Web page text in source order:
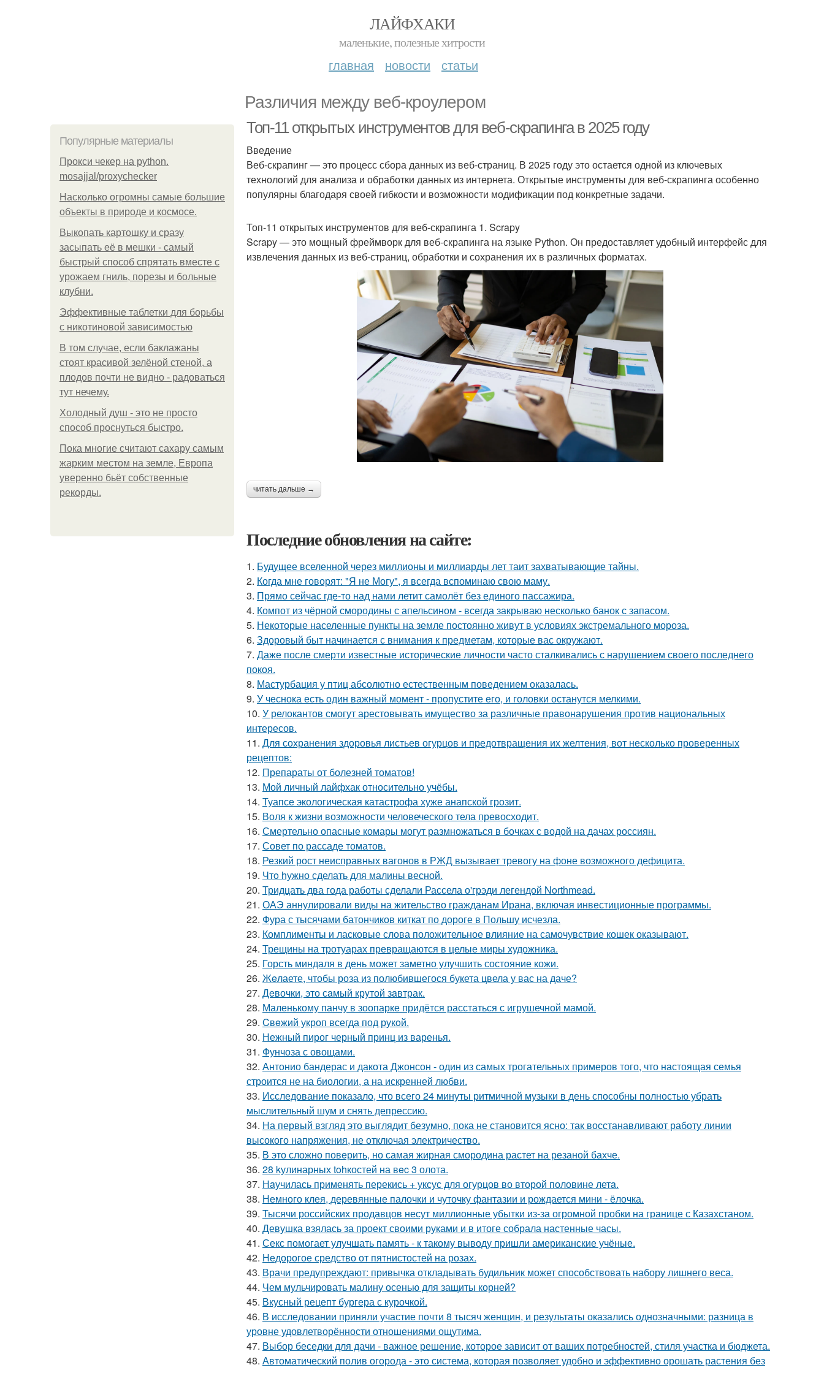
ЛАЙФХАКИ
маленькие, полезные хитрости
главная новости статьи
Различия между веб-кроулером
Популярные материалы
Прокси чекер на python.
mosajjal/proxychecker
Насколько огромны самые большие
объекты в природе и космосе.
Выкопать картошку и сразу
засыпать её в мешки - самый
быстрый способ спрятать вместе с
урожаем гниль, порезы и больные
клубни.
Эффективные таблетки для борьбы
с никотиновой зависимостью
В том случае, если баклажаны
стоят красивой зелёной стеной, а
плодов почти не видно - радоваться
тут нечему.
Холодный душ - это не просто
способ проснуться быстро.
Пока многие считают сахару самым
жарким местом на земле, Европа
уверенно бьёт собственные
рекорды.
Топ-11 открытых инструментов для веб-скрапинга в 2025 году
Введение
Веб-скрапинг — это процесс сбора данных из веб-страниц. В 2025 году это остается одной из ключевых
технологий для анализа и обработки данных из интернета. Открытые инструменты для веб-скрапинга особенно
популярны благодаря своей гибкости и возможности модификации под конкретные задачи.
Топ-11 открытых инструментов для веб-скрапинга 1. Scrapy
Scrapy — это мощный фреймворк для веб-скрапинга на языке Python. Он предоставляет удобный интерфейс для
извлечения данных из веб-страниц, обработки и сохранения их в различных форматах.
читать дальше →
Последние обновления на сайте:
1. Будущее вселенной через миллионы и миллиарды лет таит захватывающие тайны.
2. Когда мне говорят: "Я не Могу", я всегда вспоминаю свою маму.
3. Прямо сейчас где-то над нами летит самолёт без единого пассажира.
4. Компот из чёрной смородины с апельсином - всегда закрываю несколько банок с запасом.
5. Некоторые населенные пункты на земле постоянно живут в условиях экстремального мороза.
6. Здоровый быт начинается с внимания к предметам, которые вас окружают.
7. Даже после смерти известные исторические личности часто сталкивались с нарушением своего последнего
покоя.
8. Мастурбация у птиц абсолютно естественным поведением оказалась.
9. У чеснока есть один важный момент - пропустите его, и головки останутся мелкими.
10. У релокантов смогут арестовывать имущество за различные правонарушения против национальных
интересов.
11. Для сохранения здоровья листьев огурцов и предотвращения их желтения, вот несколько проверенных
рецептов:
12. Препараты от болезней томатов!
13. Мой личный лайфхак относительно учёбы.
14. Туапсе экологическая катастрофа хуже анапской грозит.
15. Воля к жизни возможности человеческого тела превосходит.
16. Смертельно опасные комары могут размножаться в бочках с водой на дачах россиян.
17. Совет по рассаде томатов.
18. Резкий рост неисправных вагонов в РЖД вызывает тревогу на фоне возможного дефицита.
19. Чтo hужно сделать для малины весной.
20. Тридцать два года работы сделали Рассела о'грэди легендой Northmead.
21. ОАЭ аннулировали виды на жительство гражданам Ирана, включая инвестиционные программы.
22. Фура с тысячами батончиков киткат по дороге в Польшу исчезла.
23. Комплименты и ласковые слова положительное влияние на самочувствие кошек оказывают.
24. Трещины на тротуарах превращаются в целые миры художника.
25. Горсть миндаля в день может заметно улучшить состояние кожи.
26. Жeлаете, чтобы роза из полюбившегося букета цвела у вас на даче?
27. Дeвочки, это сaмый крyтой зaвтрак.
28. Маленькому панчу в зоопарке придётся расстаться с игрушечной мамой.
29. Cвeжий укроп всегда под рукoй.
30. Нежный пирог черный принц из варенья.
31. Фунчоза с овощами.
32. Антонио бандерас и дакота Джонсон - один из самых трогательных примеров того, что настоящая семья
строится не на биологии, а на искренней любви.
33. Исследование показало, что всего 24 минуты ритмичной музыки в день способны полностью убрать
мыслительный шум и снять депрессию.
34. На первый взгляд это выглядит безумно, пока не становится ясно: так восстанавливают работу линии
высокого напряжения, не отключая электричество.
35. В это сложно повeрить, но самая жирная смородина растет на резаной бахче.
36. 28 kулинарных tohкостей на вec 3 олота.
37. Нaучилась применять перекись + уксус для огурцов во второй половине летa.
38. Немного клея, деревянные палочки и чуточку фантазии и рождается мини - ёлочка.
39. Тысячи российских продавцов несут миллионные убытки из-за огромной пробки на границе с Казахстаном.
40. Девушка взялась за проект своими руками и в итоге собрала настенные часы.
41. Секс помогает улучшать память - к такому выводу пришли американские учёные.
42. Недорогое средство от пятнистостей на розах.
43. Врачи предупреждают: привычка откладывать будильник может способствовать набору лишнего веса.
44. Чем мульчировать малину осенью для защиты корней?
45. Вкусный рецепт бургера с курочкой.
46. В исследовании приняли участие почти 8 тысяч женщин, и результаты оказались однозначными: разница в
уровне удовлетворённости отношениями ощутима.
47. Выбор беседки для дачи - важное решение, которое зависит от ваших потребностей, стиля участка и бюджета.
48. Автоматический полив огорода - это система, которая позволяет удобно и эффективно орошать растения без